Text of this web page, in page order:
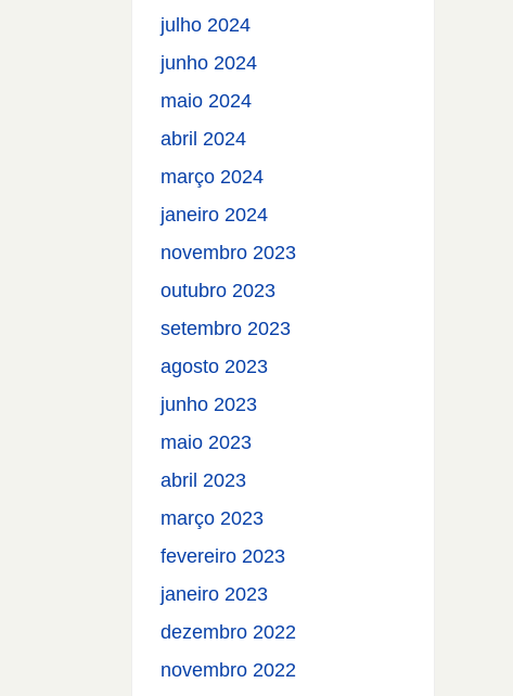
julho 2024
junho 2024
maio 2024
abril 2024
março 2024
janeiro 2024
novembro 2023
outubro 2023
setembro 2023
agosto 2023
junho 2023
maio 2023
abril 2023
março 2023
fevereiro 2023
janeiro 2023
dezembro 2022
novembro 2022